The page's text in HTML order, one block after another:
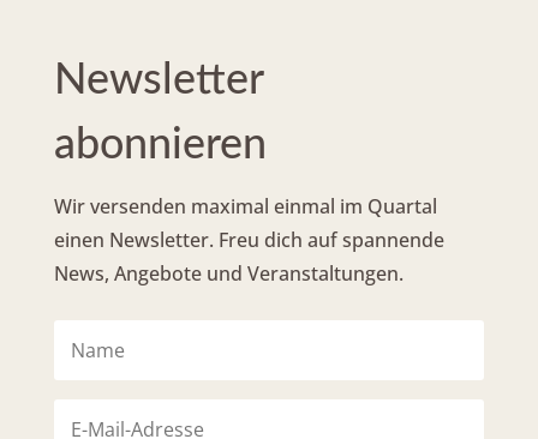
Newsletter
abonnieren
Wir versenden maximal einmal im Quartal
einen Newsletter. Freu dich auf spannende
News, Angebote und Veranstaltungen.